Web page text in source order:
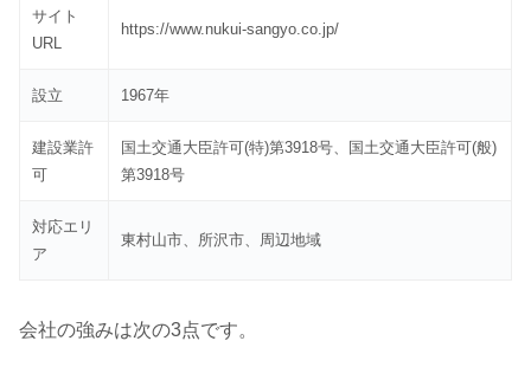
サイト
URL
https://www.nukui-sangyo.co.jp/
設立 1967年
建設業許
可
国土交通大臣許可(特)第3918号、国土交通大臣許可(般)
第3918号
対応エリ
ア
東村山市、所沢市、周辺地域
会社の強みは次の3点です。